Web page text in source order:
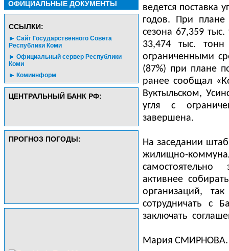
ОФИЦИАЛЬНЫЕ ДОКУМЕНТЫ
CСЫЛКИ:
Сайт Государственного Совета
Республики Коми
Официальный сервер Республики
Коми
Комиинформ
ЦЕНТРАЛЬНЫЙ БАНК РФ:
ПРОГНОЗ ПОГОДЫ:
ведется поставка
годов. При плане
сезона 67,359
33,474 тыс.
ограниченными
(87%) при плане
ранее сообщал
Вуктыльском,
угля с
завершена.
На заседании
жилищно-
самостоятельно
активнее
организаций,
сотрудничать с
заключать
Мария СМИРНОВА.